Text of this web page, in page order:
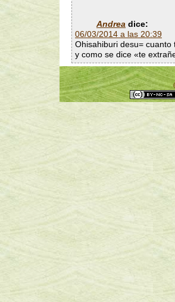
Andrea dice:
06/03/2014 a las 20:39
Ohisahiburi desu= cuanto
y como se dice «te